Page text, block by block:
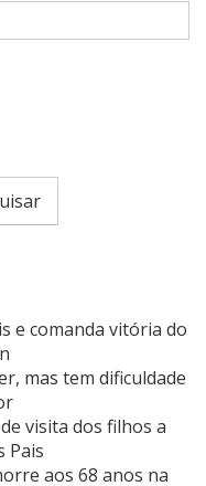
e comanda vitória do
mas tem dificuldade
visita dos filhos a
Pais
aos 68 anos na